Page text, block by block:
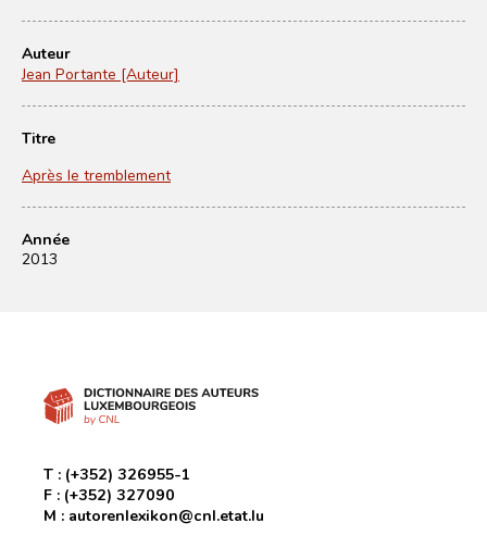
Auteur
Jean Portante [Auteur]
Titre
Après le tremblement
Année
2013
T : (+352) 326955-1
F : (+352) 327090
M : autorenlexikon@cnl.etat.lu